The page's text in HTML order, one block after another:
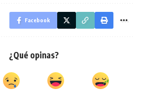
Facebook
¿Qué opinas?